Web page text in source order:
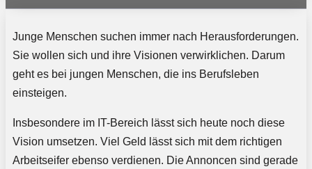
Junge Menschen suchen immer nach Herausforderungen.
Sie wollen sich und ihre Visionen verwirklichen. Darum
geht es bei jungen Menschen, die ins Berufsleben
einsteigen.
Insbesondere im IT-Bereich lässt sich heute noch diese
Vision umsetzen. Viel Geld lässt sich mit dem richtigen
Arbeitseifer ebenso verdienen. Die Annoncen sind gerade